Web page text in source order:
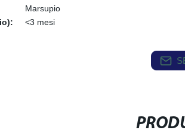
Marsupio
<3 mesi